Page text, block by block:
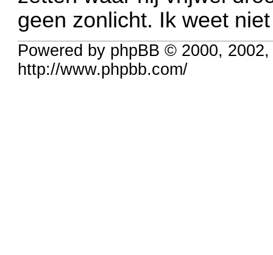
geen zonlicht. Ik weet
Powered by phpBB © 2000,
http://www.phpbb.com/